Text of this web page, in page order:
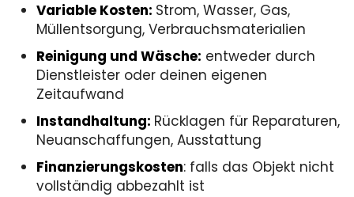
Variable Kosten: Strom, Wasser, Gas,
Müllentsorgung, Verbrauchsmaterialien
Reinigung und Wäsche: entweder durch
Dienstleister oder deinen eigenen
Zeitaufwand
Instandhaltung: Rücklagen für Reparaturen,
Neuanschaffungen, Ausstattung
Finanzierungskosten: falls das Objekt nicht
vollständig abbezahlt ist